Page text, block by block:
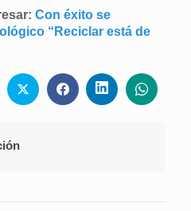
Con éxito se
“Reciclar está de